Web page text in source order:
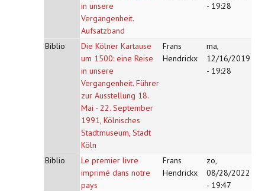
in unsere
Vergangenheit.
Aufsatzband
- 19:28
Biblio
Die Kölner Kartause
um 1500: eine Reise
in unsere
Vergangenheit. Führer
zur Ausstellung 18.
Mai - 22. September
1991, Kölnisches
Stadtmuseum, Stadt
Köln
Frans
Hendrickx
ma,
12/16/2019
- 19:28
Biblio
Le premier livre
imprimé dans notre
pays
Frans
Hendrickx
zo,
08/28/2022
- 19:47